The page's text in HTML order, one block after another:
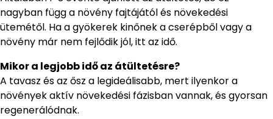
nagyban függ a növény fajtájától és növekedési
ütemétől. Ha a gyökerek kinőnek a cserépből vagy a
növény már nem fejlődik jól, itt az idő.
Mikor a legjobb idő az átültetésre?
A tavasz és az ősz a legideálisabb, mert ilyenkor a
növények aktív növekedési fázisban vannak, és gyorsan
regenerálódnak.